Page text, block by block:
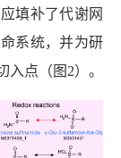
填补了代谢网
系统，并为研
入点（图 2）。